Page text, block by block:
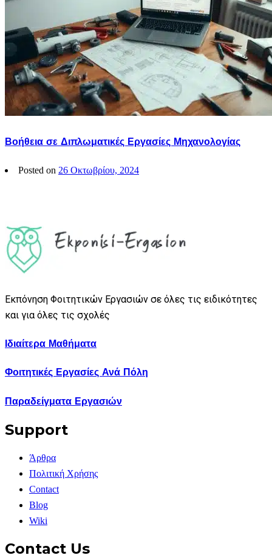
Βοήθεια σε Διπλωματικές Εργασίες Μηχανολογίας
Posted on 26 Οκτωβρίου, 2024
Εκπόνηση Φοιτητικών Εργασιών σε όλες τις ειδικότητες
και για όλες τις σχολές
Ιδιαίτερα Μαθήματα
Φοιτητικές Εργασίες Ανά Πόλη
Παραδείγματα Εργασιών
Support
Άρθρα
Πολιτική Χρήσης
Contact
Blog
Wiki
Contact Us